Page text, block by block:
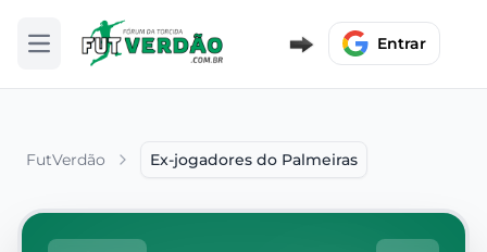
Abrir menu Entrar
FutVerdão Ex-jogadores do Palmeiras